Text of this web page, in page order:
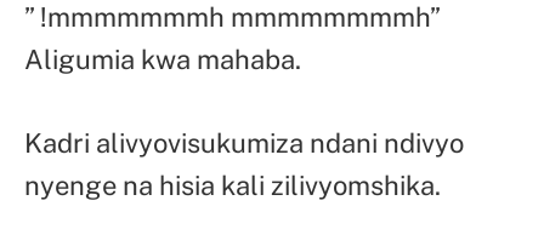
” !mmmmmmmh mmmmmmmmh”
Aligumia kwa mahaba.
Kadri alivyovisukumiza ndani ndivyo
nyenge na hisia kali zilivyomshika.